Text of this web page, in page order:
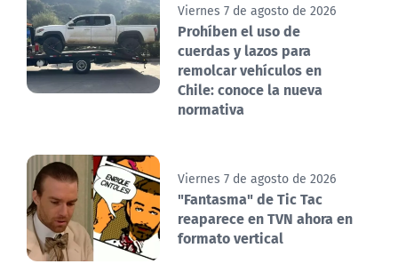
Viernes 7 de agosto de 2026
Prohíben el uso de
cuerdas y lazos para
remolcar vehículos en
Chile: conoce la nueva
normativa
Viernes 7 de agosto de 2026
"Fantasma" de Tic Tac
reaparece en TVN ahora en
formato vertical